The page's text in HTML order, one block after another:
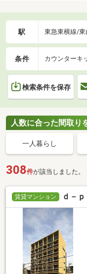
駅 東急東横線/東
条件 カウンターキ
検索条件を保存
人数に合った間取り
一人暮らし
308件が該当しました。
賃貸マンション ｄ－